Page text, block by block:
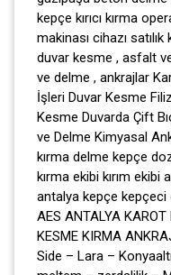
kepçe kırıcı kırma
makinası cihazı
duvar kesme , asfalt
ve delme , ankrajlar
İşleri Duvar Kesme
Kesme Duvarda Çift
ve Delme Kimyasal
kırma delme kepçe
kırma ekibi kırım ekibi
antalya kepçe kepçeci
AES ANTALYA KAROT
KESME KIRMA
Side – Lara –